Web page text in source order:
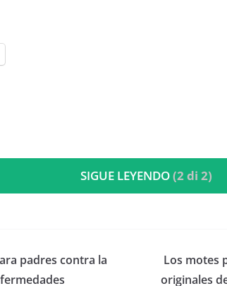
SIGUE LEYENDO(2 di 2)
padres contra la
​Los motes
originales